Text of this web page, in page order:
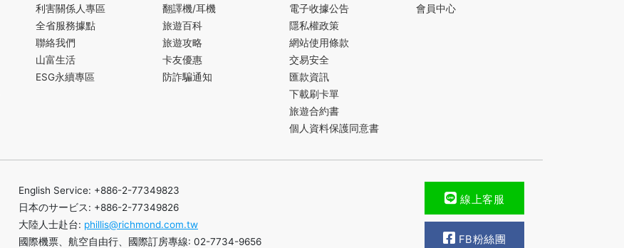
利害關係人專區
全省服務據點
聯絡我們
山富生活
ESG永續專區
翻譯機/耳機
旅遊百科
旅遊攻略
卡友優惠
防詐騙通知
電子收據公告
隱私權政策
網站使用條款
交易安全
匯款資訊
下載刷卡單
旅遊合約書
個人資料保護同意書
會員中心
English Service: +886-2-77349823
日本のサービス: +886-2-77349826
大陸人士赴台: phillis@richmond.com.tw
國際機票、航空自由行、國際訂房專線: 02-7734-9656
線上客服
FB粉絲團